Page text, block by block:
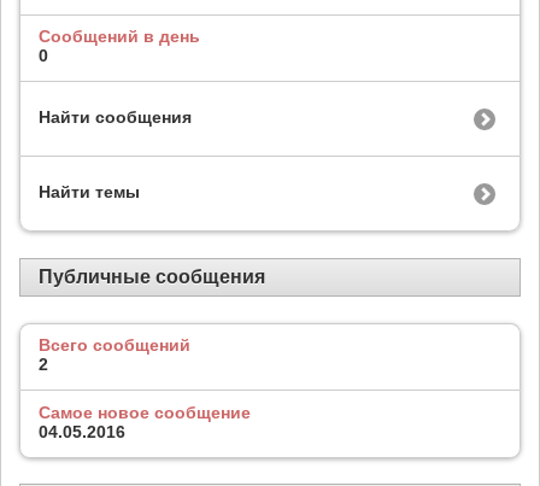
Сообщений в день
0
Найти сообщения
Найти темы
Публичные сообщения
Всего сообщений
2
Самое новое сообщение
04.05.2016